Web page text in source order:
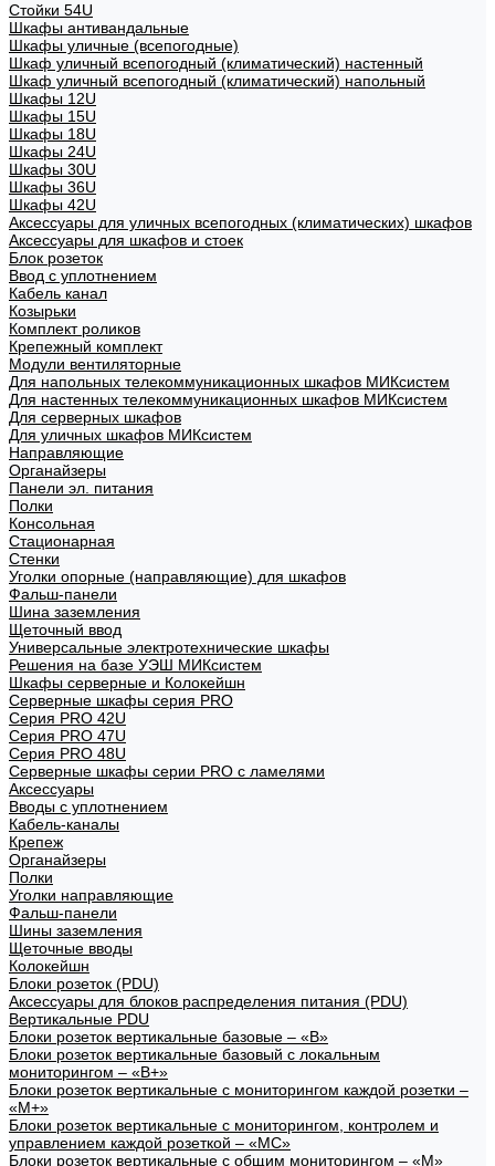
Стойки 54U
Шкафы антивандальные
Шкафы уличные (всепогодные)
Шкаф уличный всепогодный (климатический) настенный
Шкаф уличный всепогодный (климатический) напольный
Шкафы 12U
Шкафы 15U
Шкафы 18U
Шкафы 24U
Шкафы 30U
Шкафы 36U
Шкафы 42U
Аксессуары для уличных всепогодных (климатических) шкафов
Аксессуары для шкафов и стоек
Блок розеток
Ввод с уплотнением
Кабель канал
Козырьки
Комплект роликов
Крепежный комплект
Модули вентиляторные
Для напольных телекоммуникационных шкафов МИКсистем
Для настенных телекоммуникационных шкафов МИКсистем
Для серверных шкафов
Для уличных шкафов МИКсистем
Направляющие
Органайзеры
Панели эл. питания
Полки
Консольная
Стационарная
Стенки
Уголки опорные (направляющие) для шкафов
Фальш-панели
Шина заземления
Щеточный ввод
Универсальные электротехнические шкафы
Решения на базе УЭШ МИКсистем
Шкафы серверные и Колокейшн
Серверные шкафы серия PRO
Серия PRO 42U
Серия PRO 47U
Серия PRO 48U
Серверные шкафы серии PRO с ламелями
Аксессуары
Вводы с уплотнением
Кабель-каналы
Крепеж
Органайзеры
Полки
Уголки направляющие
Фальш-панели
Шины заземления
Щеточные вводы
Колокейшн
Блоки розеток (PDU)
Аксессуары для блоков распределения питания (PDU)
Вертикальные PDU
Блоки розеток вертикальные базовые – «В»
Блоки розеток вертикальные базовый с локальным
мониторингом – «В+»
Блоки розеток вертикальные с мониторингом каждой розетки –
«М+»
Блоки розеток вертикальные с мониторингом, контролем и
управлением каждой розеткой – «МС»
Блоки розеток вертикальные с общим мониторингом – «М»